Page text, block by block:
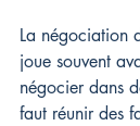
La négociation
joue souvent
négocier dans
faut réunir des